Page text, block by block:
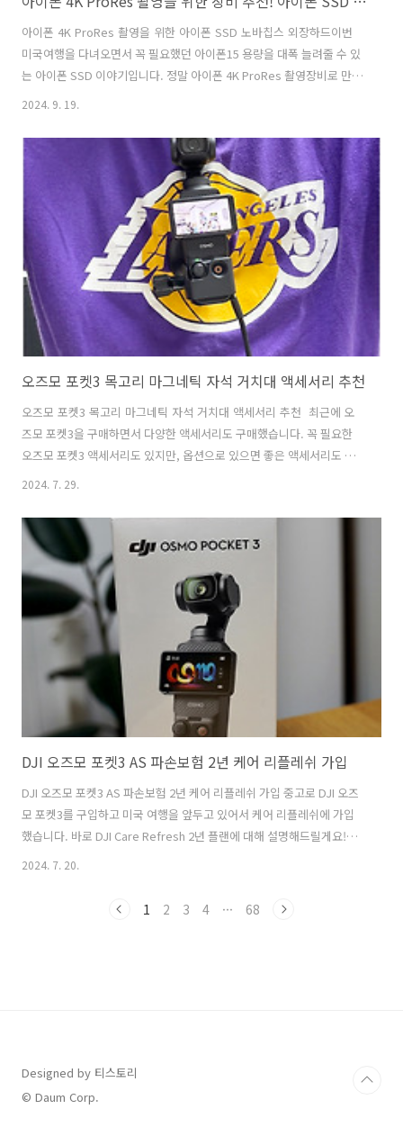
아이폰 4K ProRes 촬영을 위한 아이폰 SSD 노바칩스 외장하드이번
미국여행을 다녀오면서 꼭 필요했던 아이폰15 용량을 대폭 늘려줄 수 있
는 아이폰 SSD 이야기입니다. 정말 아이폰 4K ProRes 촬영장비로 만들
려는 분에게 딱 좋은 제품을 소개하려고 합니다. 또 해외여행갈 때 아이
SSD 외장하드를 달아보시는 게 어떨까요? 노바칩스 포터블 SSD의
주요 특징 노바칩스의 포터블 SSD는 아이폰 사용자들을 위한 최적의
저장 솔루션입니다. 특히 아이폰 15 프로 시리즈의 고품질 4K ProRes
촬영을 지원하는데, 아이폰의 용량 부족 문제를 효율적으로 해결해줍니
다. 노바칩스 SSD 1TB를 써보았는데요. 맥세이프 호환성: 아..
2024. 9. 19.
오즈모 포켓3 목고리 마그네틱 자석 거치대 액세서리 추천
오즈모 포켓3 목고리 마그네틱 자석 거치대 액세서리 추천 최근에 오
즈모 포켓3을 구매하면서 다양한 액세서리도 구매했습니다. 꼭 필요한
오즈모 포켓3 액세서리도 있지만, 옵션으로 있으면 좋은 액세서리도 있
습니다. 미국 뉴욕 여행을 앞두고 여러 가지 액세서리를 테스트로 써보고
있는 악어클립 형태의 거치대는 나름 쓸만했습니다. 계속 걸어다니면서
촬영할걸 고려해서 가방에 달거나 옷에 달 수 있는 거치대 형태로 찾아보
았습니다. 오즈모 포켓 3 용 액세서리 마그네틱 마운트 거치대(목고리
형태 자석)목고리 형태의 자석 거치대는 손을 자유롭게 사용하면서도 안
정적으로 영상을 촬영할 수 있게 해주는 필수 액세서리입니다. 오즈모
포켓(Dji Os..
2024. 7. 29.
DJI 오즈모 포켓3 AS 파손보험 2년 케어 리플레쉬 가입
DJI 오즈모 포켓3 AS 파손보험 2년 케어 리플레쉬 가입 중고로 DJI 오즈
모 포켓3를 구입하고 미국 여행을 앞두고 있어서 케어 리플레쉬에 가입
했습니다. 바로 DJI Care Refresh 2년 플랜에 대해 설명해드릴게요!
DJI Care Refresh 플랜 가입하는 이유 여행을 하다보면 혹은 오즈모 포
죠. 오즈모 포켓3는 짐벌 형태이다 보니까, 특히 짐벌을 만약 바닥에 떨
2024. 7. 20.
1 2 3 4 ··· 68
Designed by 티스토리
© Daum Corp.